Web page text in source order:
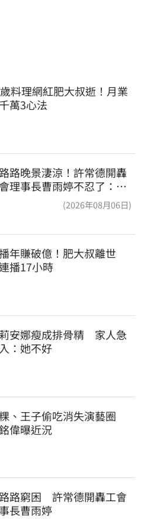
料理網紅肥大叔逝！月業
萬3心法
路晚景淒涼！許常德開轟
理事長曹雨婷不忍了：別
(2026年08月06日)
年賺破億！肥大叔離世
播17小時
安娜瘦成排骨精　家人急
：她不好
、王子偷吃消失演藝圈
偉曝近況
路窮困　許常德開轟工會
長曹雨婷